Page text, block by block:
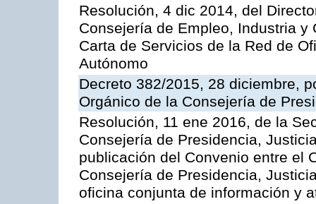
Resolución, 4 dic 2014, del
Consejería de Empleo, Industria
Carta de Servicios de la Red de
Autónomo
Decreto 382/2015, 28 diciembre,
Orgánico de la Consejería de
Resolución, 11 ene 2016, de la
Consejería de Presidencia,
publicación del Convenio entre el
Consejería de Presidencia,
oficina conjunta de información y